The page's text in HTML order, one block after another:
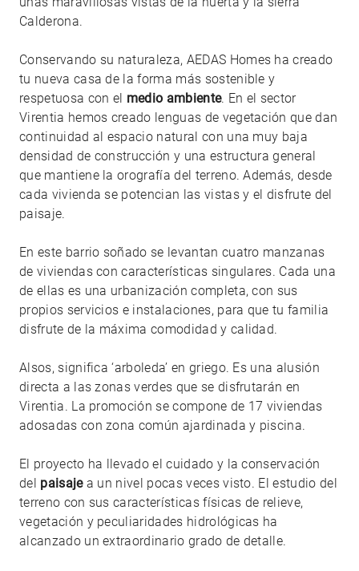
Calderona.
Conservando su naturaleza, AEDAS Homes ha creado
tu nueva casa de la forma más sostenible y
respetuosa con el medio ambiente. En el sector
Virentia hemos creado lenguas de vegetación que dan
continuidad al espacio natural con una muy baja
densidad de construcción y una estructura general
que mantiene la orografía del terreno. Además, desde
cada vivienda se potencian las vistas y el disfrute del
paisaje.
En este barrio soñado se levantan cuatro manzanas
de viviendas con características singulares. Cada una
de ellas es una urbanización completa, con sus
propios servicios e instalaciones, para que tu familia
disfrute de la máxima comodidad y calidad.
Alsos, significa ‘arboleda’ en griego. Es una alusión
directa a las zonas verdes que se disfrutarán en
Virentia. La promoción se compone de 17 viviendas
adosadas con zona común ajardinada y piscina.
El proyecto ha llevado el cuidado y la conservación
del paisajea un nivel pocas veces visto. El estudio del
terreno con sus características físicas de relieve,
vegetación y peculiaridades hidrológicas ha
alcanzado un extraordinario grado de detalle.